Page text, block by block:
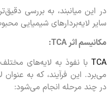
شیمیایی محبوب
اثرTCA
:
با نفوذ به لایه‌های مختلف
این فرآیند، که به عنوان
مرحله انجام می‌شود: